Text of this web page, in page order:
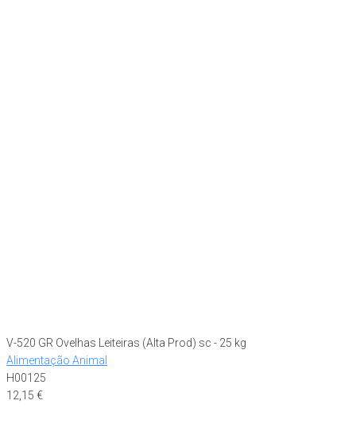
V-520 GR Ovelhas Leiteiras (Alta Prod) sc - 25 kg
Alimentação Animal
H00125
12,15 €